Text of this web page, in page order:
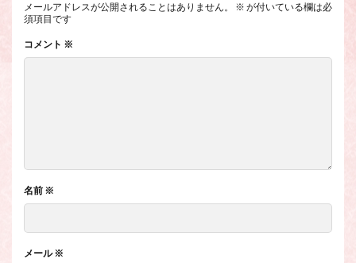
メールアドレスが公開されることはありません。 ※ が付いている欄は必
須項目です
コメント ※
名前 ※
メール※